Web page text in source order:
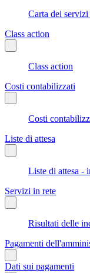
Carta dei
Class action
Class action
Costi contabilizzati
Costi
Liste di attesa
Liste di attesa -
Servizi in rete
Risultati delle
Pagamenti
Dati sui pagamenti